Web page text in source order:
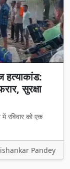
हत्याकांड:
सुरक्षा
रविवार को एक
Pandey